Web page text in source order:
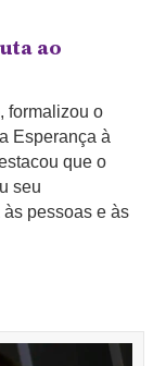
ao
formalizou o
Esperança à
que o
seu
pessoas e às